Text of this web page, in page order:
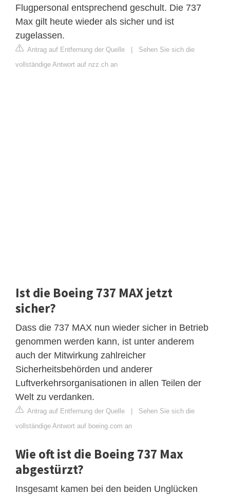
Flugpersonal entsprechend geschult. Die 737
Max gilt heute wieder als sicher und ist
zugelassen.
Antrag auf Entfernung der Quelle
Sehen Sie sich die
vollständige Antwort auf nzz.ch an
Ist die Boeing 737 MAX jetzt
sicher?
Dass die 737 MAX nun wieder sicher in Betrieb
genommen werden kann, ist unter anderem
auch der Mitwirkung zahlreicher
Sicherheitsbehörden und anderer
Luftverkehrsorganisationen in allen Teilen der
Welt zu verdanken.
Antrag auf Entfernung der Quelle
Sehen Sie sich die
vollständige Antwort auf boeing.com an
Wie oft ist die Boeing 737 Max
abgestürzt?
Insgesamt kamen bei den beiden Unglücken